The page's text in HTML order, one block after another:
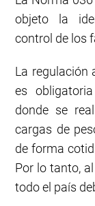
objeto la
control de los
La regulación
es
donde se
cargas de
de forma
Por lo tanto,
todo el país